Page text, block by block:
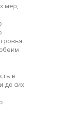
мер,
в
до сих